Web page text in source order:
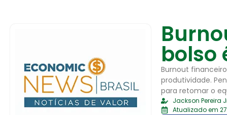
bolso
Burnout
produtividade.
para retomar o
Jackson Pereira
Atualizado em